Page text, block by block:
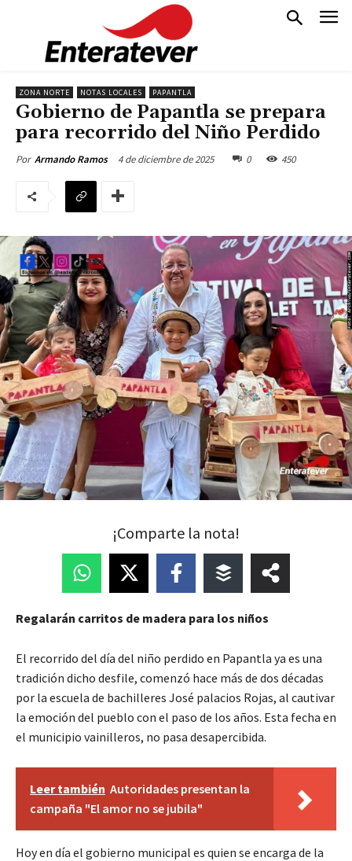
ZONA NORTE NOTAS LOCALES PAPANTLA
Gobierno de Papantla se prepara
para recorrido del Niño Perdido
Por Armando Ramos 4 de diciembre de 2025 0 450
¡Comparte la nota!
Regalarán carritos de madera para los niños
El recorrido del día del niño perdido en Papantla ya es una
tradición dicho desfile, comenzó hace más de dos décadas
por la escuela de bachilleres José palacios Rojas, al cautivar
la emoción del pueblo con el paso de los años. Esta fecha en
el municipio vainilleros, no pasa desapercibida.
Leer también Autoridades presentan la
campaña "El amor no se jubila"
Hoy en día el gobierno municipal es quien se encarga de la